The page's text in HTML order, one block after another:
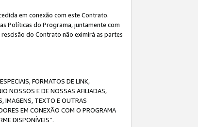
em conexão com este Contrato.
Políticas do Programa, juntamente com
do Contrato não eximirá as partes
FORMATOS DE LINK,
NOSSOS E DE NOSSAS AFILIADAS,
IMAGENS, TEXTO E OUTRAS
EM CONEXÃO COM O PROGRAMA
DISPONÍVEIS”.